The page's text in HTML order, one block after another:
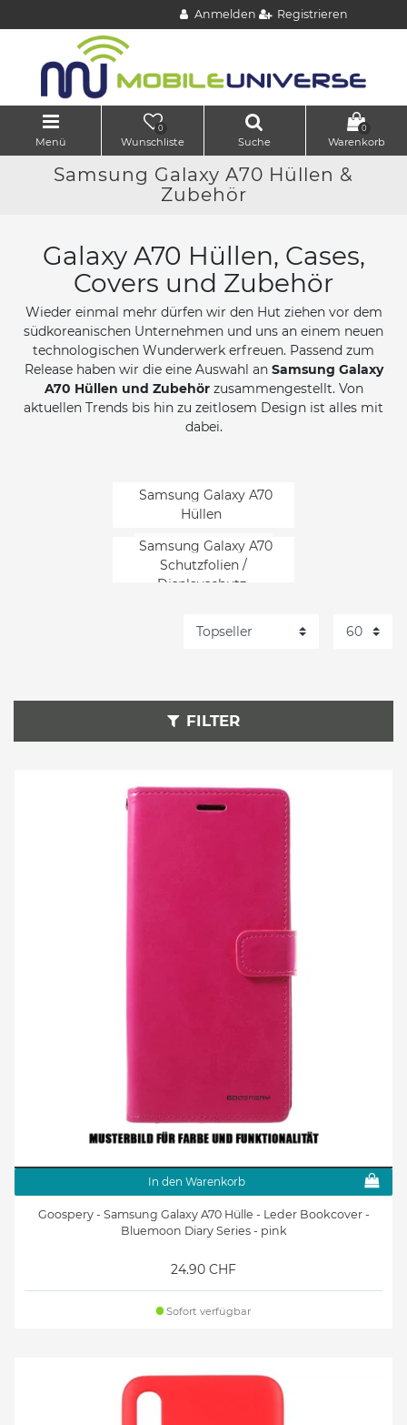
Anmelden Registrieren
Menü
0
Wunschliste Suche
0
Warenkorb
Samsung Galaxy A70 Hüllen &
Zubehör
Galaxy A70 Hüllen, Cases,
Covers und Zubehör
Wieder einmal mehr dürfen wir den Hut ziehen vor dem
südkoreanischen Unternehmen und uns an einem neuen
technologischen Wunderwerk erfreuen. Passend zum
Release haben wir die eine Auswahl an Samsung Galaxy
A70 Hüllen und Zubehörzusammengestellt. Von
aktuellen Trends bis hin zu zeitlosem Design ist alles mit
dabei.
Samsung Galaxy A70
Hüllen
Samsung Galaxy A70
Schutzfolien /
Displayschutz
FILTER
In den Warenkorb
Goospery - Samsung Galaxy A70 Hülle - Leder Bookcover -
Bluemoon Diary Series - pink
24.90 CHF
Sofort verfügbar